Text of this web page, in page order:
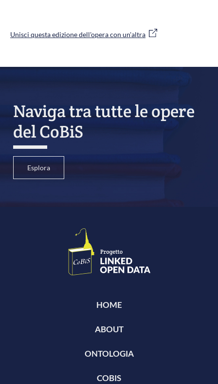
Unisci questa edizione dell'opera con un'altra
Naviga tra tutte le opere
del CoBiS
Esplora
HOME
ABOUT
ONTOLOGIA
COBIS